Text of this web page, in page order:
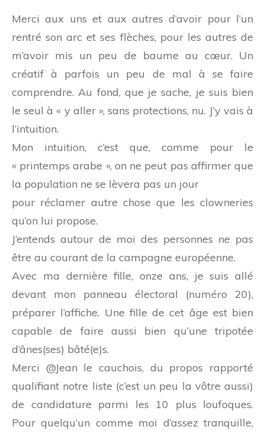
Merci aux uns et aux autres d’avoir pour l’un
rentré son arc et ses flèches, pour les autres de
m’avoir mis un peu de baume au cœur. Un
créatif à parfois un peu de mal à se faire
comprendre. Au fond, que je sache, je suis bien
le seul à « y aller », sans protections, nu. J’y vais à
l’intuition.
Mon intuition, c’est que, comme pour le
« printemps arabe », on ne peut pas affirmer que
la population ne se lèvera pas un jour
pour réclamer autre chose que les clowneries
qu’on lui propose.
J’entends autour de moi des personnes ne pas
être au courant de la campagne européenne.
Avec ma dernière fille, onze ans, je suis allé
devant mon panneau électoral (numéro 20),
préparer l’affiche. Une fille de cet âge est bien
capable de faire aussi bien qu’une tripotée
d’ânes(ses) bâté(e)s.
Merci @Jean le cauchois, du propos rapporté
qualifiant notre liste (c’est un peu la vôtre aussi)
de candidature parmi les 10 plus loufoques.
Pour quelqu’un comme moi d’assez tranquille,